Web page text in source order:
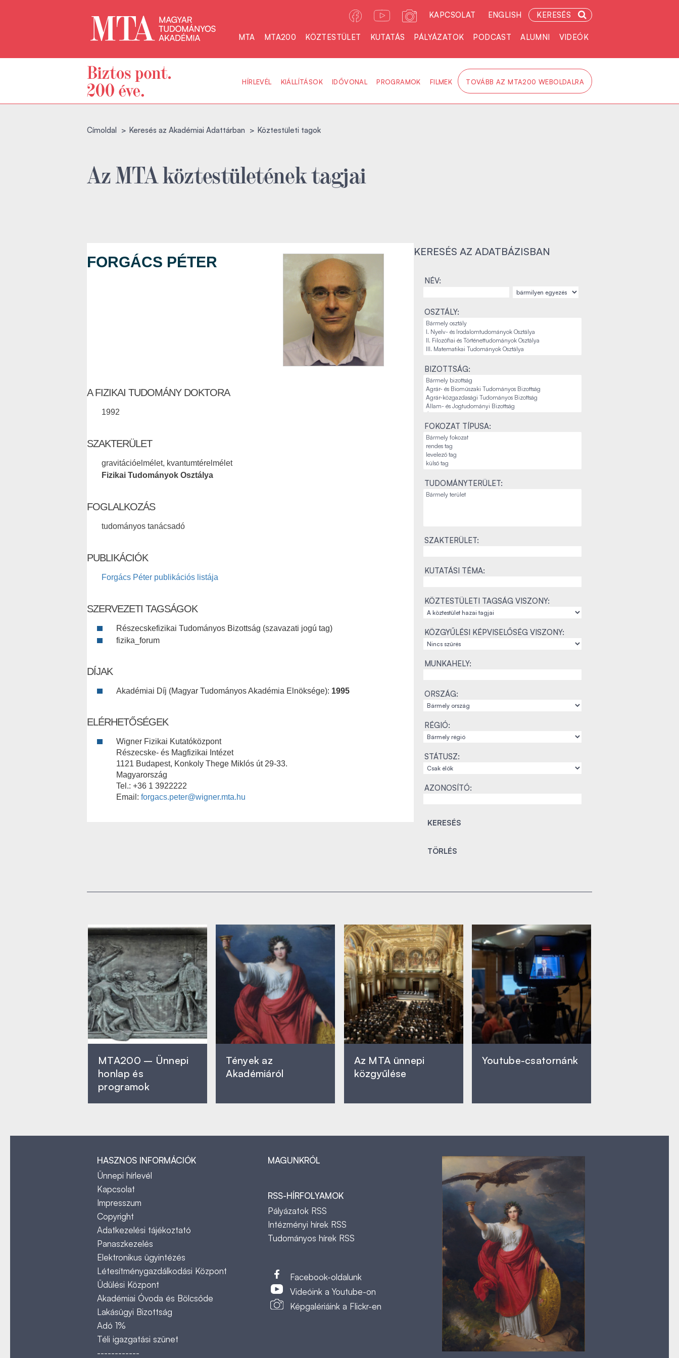
KAPCSOLAT ENGLISH KERESÉS
MTA MTA200 KÖZTESTÜLET KUTATÁS PÁLYÁZATOK PODCAST ALUMNI VIDEÓK
HÍRLEVÉL KIÁLLÍTÁSOK IDŐVONAL PROGRAMOK FILMEK TOVÁBB AZ MTA200 WEBOLDALRA
Címoldal Keresés az Akadémiai Adattárban Köztestületi tagok
Az MTA köztestületének tagjai
FORGÁCS PÉTER
A FIZIKAI TUDOMÁNY DOKTORA
1992
SZAKTERÜLET
gravitációelmélet, kvantumtérelmélet
Fizikai Tudományok Osztálya
FOGLALKOZÁS
tudományos tanácsadó
PUBLIKÁCIÓK
Forgács Péter publikációs listája
SZERVEZETI TAGSÁGOK
Részecskefizikai Tudományos Bizottság (szavazati jogú tag)
fizika_forum
DÍJAK
Akadémiai Díj (Magyar Tudományos Akadémia Elnöksége): 1995
ELÉRHETŐSÉGEK
Wigner Fizikai Kutatóközpont
Részecske- és Magfizikai Intézet
1121 Budapest, Konkoly Thege Miklós út 29-33.
Magyarország
Tel.: +36 1 3922222
Email: forgacs.peter@wigner.mta.hu
KERESÉS AZ ADATBÁZISBAN
NÉV:
OSZTÁLY:
BIZOTTSÁG:
FOKOZAT TÍPUSA:
TUDOMÁNYTERÜLET:
SZAKTERÜLET:
KUTATÁSI TÉMA:
KÖZTESTÜLETI TAGSÁG VISZONY:
KÖZGYŰLÉSI KÉPVISELŐSÉG VISZONY:
MUNKAHELY:
ORSZÁG:
RÉGIÓ:
STÁTUSZ:
AZONOSÍTÓ:
MTA200 – Ünnepi
honlap és
programok
Tények az
Akadémiáról
Az MTA ünnepi
közgyűlése
Youtube-csatornánk
HASZNOS INFORMÁCIÓK
Ünnepi hírlevél
Kapcsolat
Impresszum
Copyright
Adatkezelési tájékoztató
Panaszkezelés
Elektronikus ügyintézés
Létesítménygazdálkodási Központ
Üdülési Központ
Akadémiai Óvoda és Bölcsőde
Lakásügyi Bizottság
Adó 1%
Téli igazgatási szünet
------------
MAGUNKRÓL
RSS-HÍRFOLYAMOK
Pályázatok RSS
Intézményi hírek RSS
Tudományos hírek RSS
Facebook-oldalunk
Videóink a Youtube-on
Képgalériáink a Flickr-en